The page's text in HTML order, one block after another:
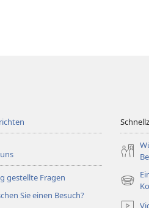
gestellte Fragen
Sie einen Besuch?
(öffnet